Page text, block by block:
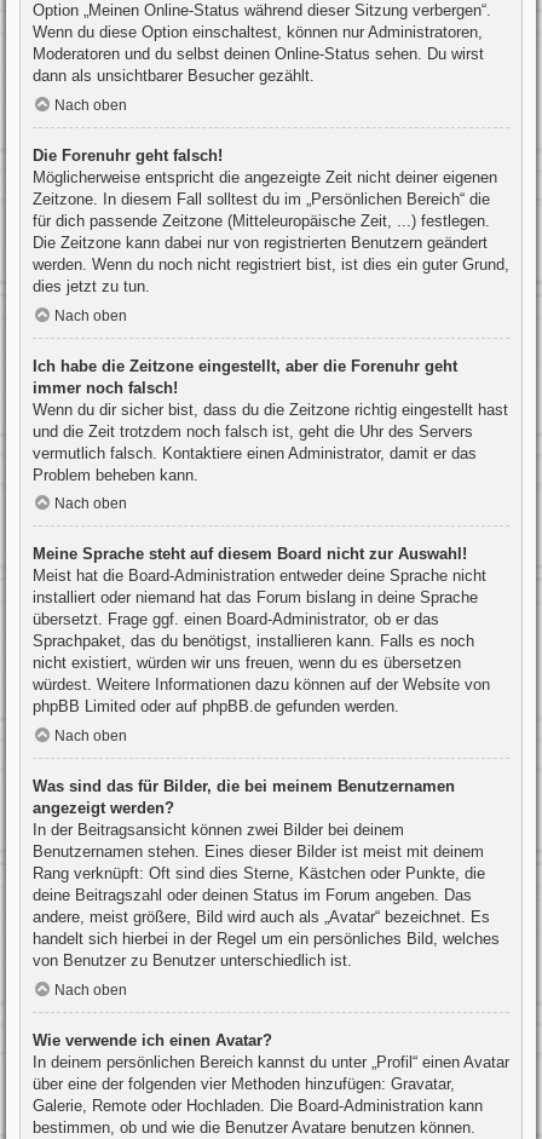
Option „Meinen Online-Status während dieser Sitzung verbergen“.
Wenn du diese Option einschaltest, können nur Administratoren,
Moderatoren und du selbst deinen Online-Status sehen. Du wirst
dann als unsichtbarer Besucher gezählt.
Nach oben
Die Forenuhr geht falsch!
Möglicherweise entspricht die angezeigte Zeit nicht deiner eigenen
Zeitzone. In diesem Fall solltest du im „Persönlichen Bereich“ die
für dich passende Zeitzone (Mitteleuropäische Zeit, ...) festlegen.
Die Zeitzone kann dabei nur von registrierten Benutzern geändert
werden. Wenn du noch nicht registriert bist, ist dies ein guter Grund,
dies jetzt zu tun.
Nach oben
Ich habe die Zeitzone eingestellt, aber die Forenuhr geht
immer noch falsch!
Wenn du dir sicher bist, dass du die Zeitzone richtig eingestellt hast
und die Zeit trotzdem noch falsch ist, geht die Uhr des Servers
vermutlich falsch. Kontaktiere einen Administrator, damit er das
Problem beheben kann.
Nach oben
Meine Sprache steht auf diesem Board nicht zur Auswahl!
Meist hat die Board-Administration entweder deine Sprache nicht
installiert oder niemand hat das Forum bislang in deine Sprache
übersetzt. Frage ggf. einen Board-Administrator, ob er das
Sprachpaket, das du benötigst, installieren kann. Falls es noch
nicht existiert, würden wir uns freuen, wenn du es übersetzen
würdest. Weitere Informationen dazu können auf der Website von
phpBB Limited oder auf phpBB.de gefunden werden.
Nach oben
Was sind das für Bilder, die bei meinem Benutzernamen
angezeigt werden?
In der Beitragsansicht können zwei Bilder bei deinem
Benutzernamen stehen. Eines dieser Bilder ist meist mit deinem
Rang verknüpft: Oft sind dies Sterne, Kästchen oder Punkte, die
deine Beitragszahl oder deinen Status im Forum angeben. Das
andere, meist größere, Bild wird auch als „Avatar“ bezeichnet. Es
handelt sich hierbei in der Regel um ein persönliches Bild, welches
von Benutzer zu Benutzer unterschiedlich ist.
Nach oben
Wie verwende ich einen Avatar?
In deinem persönlichen Bereich kannst du unter „Profil“ einen Avatar
über eine der folgenden vier Methoden hinzufügen: Gravatar,
Galerie, Remote oder Hochladen. Die Board-Administration kann
bestimmen, ob und wie die Benutzer Avatare benutzen können.